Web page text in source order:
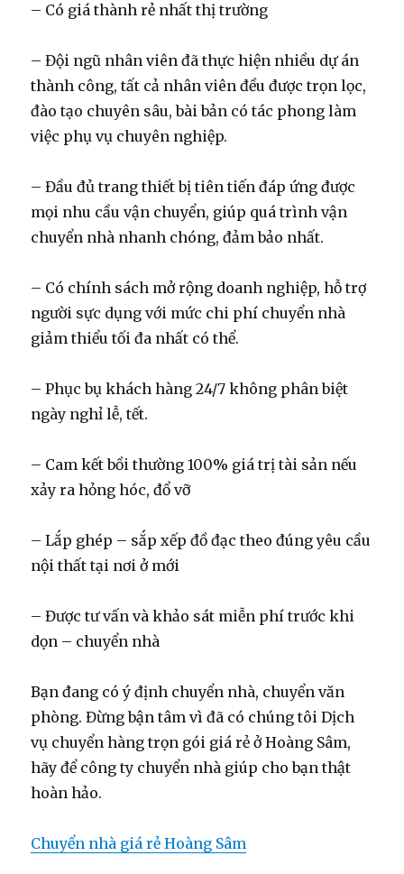
– Có giá thành rẻ nhất thị trường
– Đội ngũ nhân viên đã thực hiện nhiều dự án
thành công, tất cả nhân viên đều được trọn lọc,
đào tạo chuyên sâu, bài bản có tác phong làm
việc phụ vụ chuyên nghiệp.
– Đầu đủ trang thiết bị tiên tiến đáp ứng được
mọi nhu cầu vận chuyển, giúp quá trình vận
chuyển nhà nhanh chóng, đảm bảo nhất.
– Có chính sách mở rộng doanh nghiệp, hỗ trợ
người sực dụng với mức chi phí chuyển nhà
giảm thiểu tối đa nhất có thể.
– Phục bụ khách hàng 24/7 không phân biệt
ngày nghỉ lễ, tết.
– Cam kết bồi thường 100% giá trị tài sản nếu
xảy ra hỏng hóc, đổ vỡ
– Lắp ghép – sắp xếp đồ đạc theo đúng yêu cầu
nội thất tại nơi ở mới
– Được tư vấn và khảo sát miễn phí trước khi
dọn – chuyển nhà
Bạn đang có ý định chuyển nhà, chuyển văn
phòng. Đừng bận tâm vì đã có chúng tôi Dịch
vụ chuyển hàng trọn gói giá rẻ ở Hoàng Sâm,
hãy để công ty chuyển nhà giúp cho bạn thật
hoàn hảo.
Chuyển nhà giá rẻ Hoàng Sâm